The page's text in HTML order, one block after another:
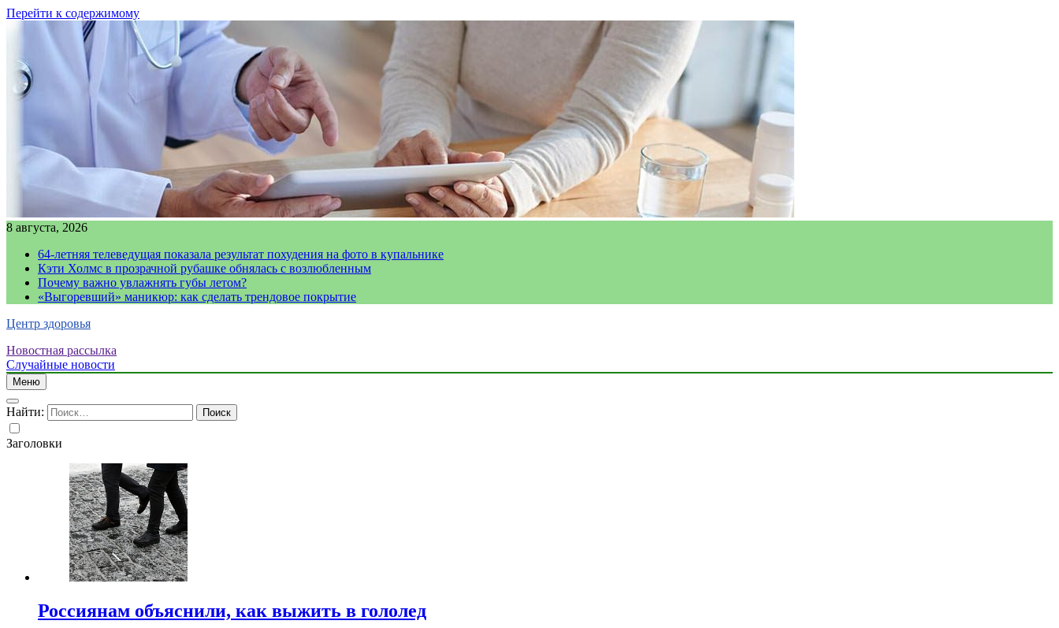
Перейти к содержимому
8 августа, 2026
64-летняя телеведущая показала результат похудения на фото в купальнике
Кэти Холмс в прозрачной рубашке обнялась с возлюбленным
Почему важно увлажнять губы летом?
«Выгоревший» маникюр: как сделать трендовое покрытие
Центр здоровья
Новостная рассылка
Случайные новости
Меню
Найти:
Заголовки
Россиянам объяснили, как выжить в гололед